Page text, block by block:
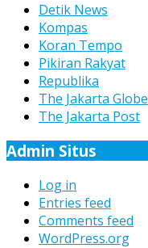
Detik News
Kompas
Koran Tempo
Pikiran Rakyat
Republika
The Jakarta Globe
The Jakarta Post
Admin Situs
Log in
Entries feed
Comments feed
WordPress.org